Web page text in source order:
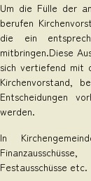
Um die Fülle der
berufen
die ein
mitbringen.Diese
sich vertiefend mit
Kirchenvorstand,
Entscheidungen
werden.
In
Festausschüsse etc.